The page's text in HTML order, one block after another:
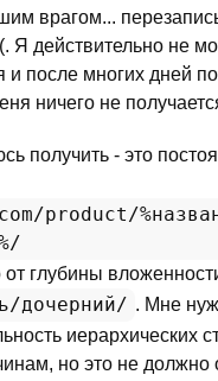
врагом...
Я действительно не
и после многих дней
ничего не
получить - это
product/
глубины
дочерний/ . Мне
иерархических
но это не должно